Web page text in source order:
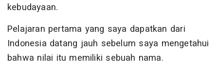
kebudayaan.
Pelajaran pertama yang saya dapatkan dari
Indonesia datang jauh sebelum saya mengetahui
bahwa nilai itu memiliki sebuah nama.